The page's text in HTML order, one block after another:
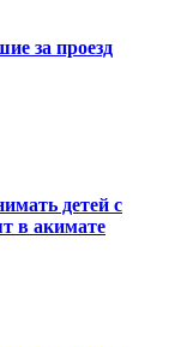
за проезд
детей с
в акимате